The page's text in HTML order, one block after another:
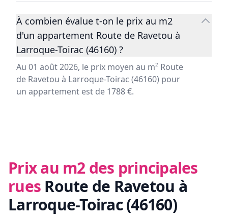
À combien évalue t-on le prix au m2
d'un appartement Route de Ravetou à
Larroque-Toirac (46160) ?
Au 01 août 2026, le prix moyen au m² Route
de Ravetou à Larroque-Toirac (46160) pour
un appartement est de 1788 €.
Prix au m2 des principales
rues Route de Ravetou à
Larroque-Toirac (46160)